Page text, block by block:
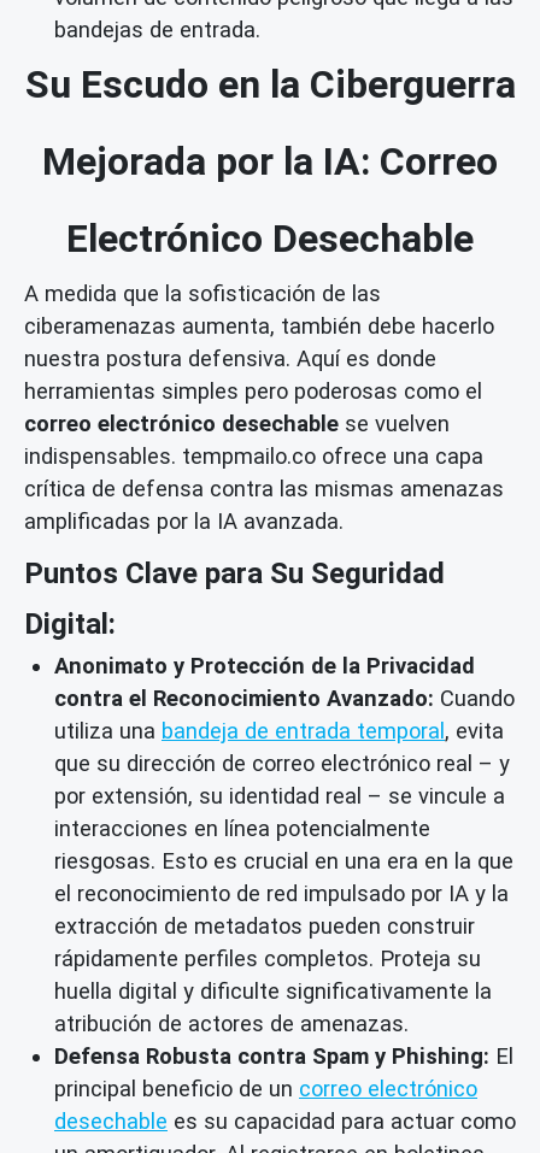
bandejas de entrada.
Su Escudo en la Ciberguerra
Mejorada por la IA: Correo
Electrónico Desechable
A medida que la sofisticación de las
ciberamenazas aumenta, también debe hacerlo
nuestra postura defensiva. Aquí es donde
herramientas simples pero poderosas como el
correo electrónico desechable se vuelven
indispensables. tempmailo.co ofrece una capa
crítica de defensa contra las mismas amenazas
amplificadas por la IA avanzada.
Puntos Clave para Su Seguridad
Digital:
Anonimato y Protección de la Privacidad
contra el Reconocimiento Avanzado: Cuando
utiliza una bandeja de entrada temporal , evita
que su dirección de correo electrónico real – y
por extensión, su identidad real – se vincule a
interacciones en línea potencialmente
riesgosas. Esto es crucial en una era en la que
el reconocimiento de red impulsado por IA y la
extracción de metadatos pueden construir
rápidamente perfiles completos. Proteja su
huella digital y dificulte significativamente la
atribución de actores de amenazas.
Defensa Robusta contra Spam y Phishing: El
principal beneficio de un correo electrónico
desechable es su capacidad para actuar como